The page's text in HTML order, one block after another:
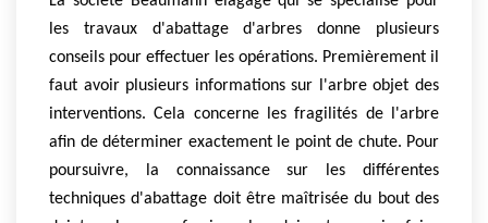
les travaux d'abattage d'arbres donne plusieurs
conseils pour effectuer les opérations. Premièrement il
faut avoir plusieurs informations sur l'arbre objet des
interventions. Cela concerne les fragilités de l'arbre
afin de déterminer exactement le point de chute. Pour
poursuivre, la connaissance sur les différentes
techniques d'abattage doit être maîtrisée du bout des